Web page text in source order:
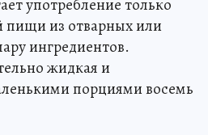
употребление только
пищи из отварных или
ингредиентов.
жидкая и
порциями восемь